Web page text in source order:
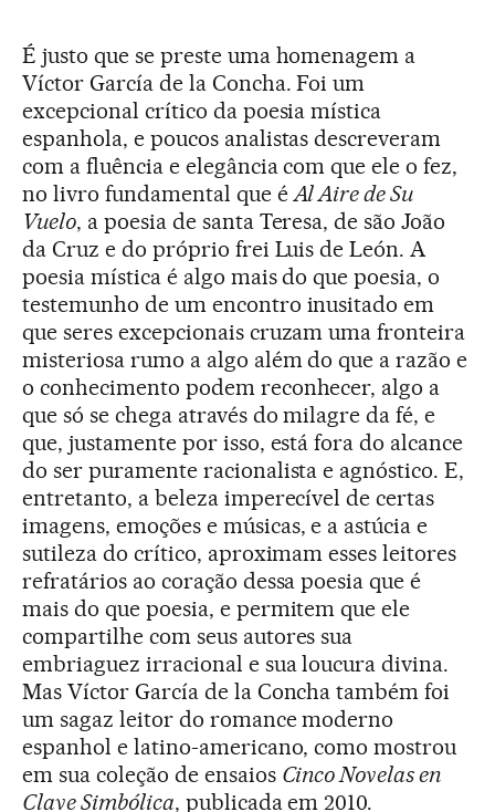
É justo que se preste uma homenagem a
Víctor García de la Concha. Foi um
excepcional crítico da poesia mística
espanhola, e poucos analistas descreveram
com a fluência e elegância com que ele o fez,
no livro fundamental que éAl Aire de Su
Vuelo, a poesia de santa Teresa, de são João
da Cruz e do próprio frei Luis de León. A
poesia mística é algo mais do que poesia, o
testemunho de um encontro inusitado em
que seres excepcionais cruzam uma fronteira
misteriosa rumo a algo além do que a razão e
o conhecimento podem reconhecer, algo a
que só se chega através do milagre da fé, e
que, justamente por isso, está fora do alcance
do ser puramente racionalista e agnóstico. E,
entretanto, a beleza imperecível de certas
imagens, emoções e músicas, e a astúcia e
sutileza do crítico, aproximam esses leitores
refratários ao coração dessa poesia que é
mais do que poesia, e permitem que ele
compartilhe com seus autores sua
embriaguez irracional e sua loucura divina.
Mas Víctor García de la Concha também foi
um sagaz leitor do romance moderno
espanhol e latino-americano, como mostrou
em sua coleção de ensaios Cinco Novelas en
Clave Simbólica, publicada em 2010.